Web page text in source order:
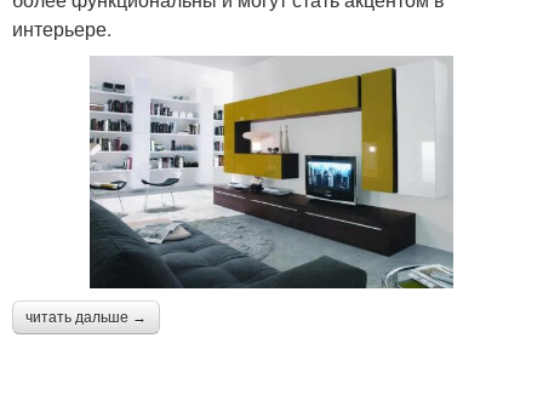
интерьере.
читать дальше →